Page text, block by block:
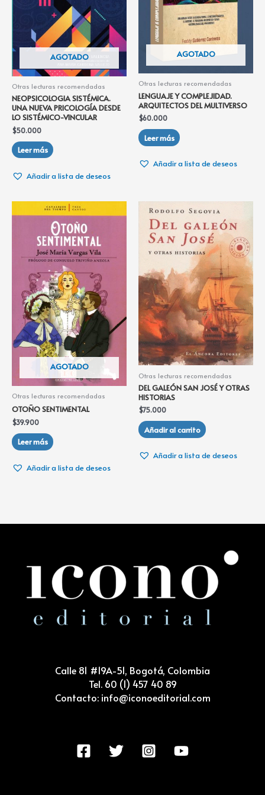
AGOTADO
Otras lecturas recomendadas
NEOPSICOLOGIA SISTÉMICA.
UNA NUEVA PRICOLOGÍA DESDE
LO SISTÉMICO-VINCULAR
$50.000
Leer más
Añadir a lista de deseos
AGOTADO
Otras lecturas recomendadas
LENGUAJE Y COMPLEJIDAD.
ARQUITECTOS DEL MULTIVERSO
$60.000
Leer más
Añadir a lista de deseos
AGOTADO
Otras lecturas recomendadas
OTOÑO SENTIMENTAL
$39.900
Leer más
Añadir a lista de deseos
Otras lecturas recomendadas
DEL GALEÓN SAN JOSÉ Y OTRAS
HISTORIAS
$75.000
Añadir al carrito
Añadir a lista de deseos
Calle 81 #19A-51, Bogotá, Colombia
Tel. 60 (1) 457 40 89
Contacto: info@iconoeditorial.com